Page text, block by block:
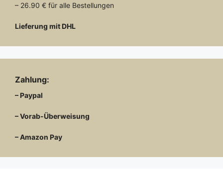
– 26.90 € für alle Bestellungen
Lieferung mit DHL
Zahlung:
– Paypal
– Vorab-Überweisung
– Amazon Pay